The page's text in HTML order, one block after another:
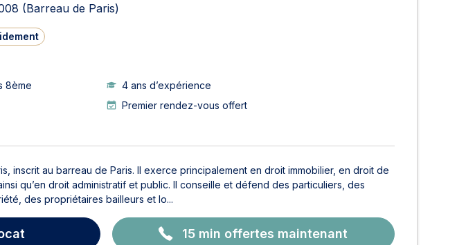
(Barreau de Paris)
8ème
4 ans d’expérience
Premier rendez-vous offert
inscrit au barreau de Paris. Il exerce principalement en droit immobilier, en droit de
qu’en droit administratif et public. Il conseille et défend des particuliers, des
des propriétaires bailleurs et lo...
15 min offertes maintenant